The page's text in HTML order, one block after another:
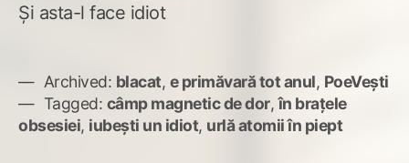
Și asta-l face idiot
Archived: blacat, e primăvară tot anul, PoeVești
Tagged: câmp magnetic de dor,în brațele
obsesiei, iubești un idiot, urlă atomii în piept